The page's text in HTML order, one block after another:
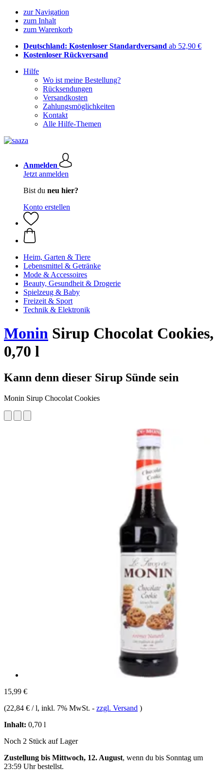
zur Navigation
zum Inhalt
zum Warenkorb
Deutschland: Kostenloser Standardversand ab 52,90 €
Kostenloser Rückversand
Hilfe
Wo ist meine Bestellung?
Rücksendungen
Versandkosten
Zahlungsmöglichkeiten
Kontakt
Alle Hilfe-Themen
Anmelden
Jetzt anmelden
Bist du neu hier?
Konto erstellen
Heim, Garten & Tiere
Lebensmittel & Getränke
Mode & Accessoires
Beauty, Gesundheit & Drogerie
Spielzeug & Baby
Freizeit & Sport
Technik & Elektronik
Monin Sirup Chocolat Cookies,
0,70 l
Kann denn dieser Sirup Sünde sein
Monin Sirup Chocolat Cookies
15,99 €
(22,84 € / l, inkl. 7% MwSt. - zzgl. Versand )
Inhalt: 0,70 l
Noch 2 Stück auf Lager
Zustellung bis Mittwoch, 12. August, wenn du bis Sonntag um
23:59 Uhrbestellst.